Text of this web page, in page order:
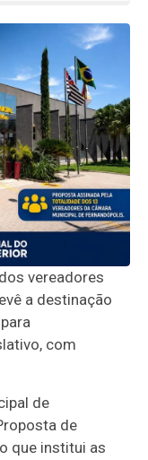
vereadores
a destinação
com
de
de
que institui as